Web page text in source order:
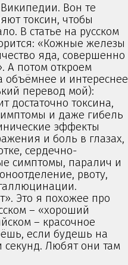
Вон те
токсин, чтобы
В статье на русском
«Кожные железы
яда, совершенно
А потом откроем
объёмнее и интереснее
перевод мой):
достаточно токсина,
и даже гибель
эффекты
и боль в глазах,
сердечно-
симптомы, паралич и
рвоту,
Это я похожее про
– «хороший
– красочное
если будешь на
секунд. Любят они там